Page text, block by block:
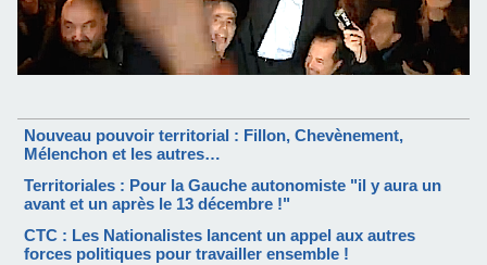
Nouveau pouvoir territorial : Fillon, Chevènement,
Mélenchon et les autres…
Territoriales : Pour la Gauche autonomiste "il y aura un
avant et un après le 13 décembre !"
CTC : Les Nationalistes lancent un appel aux autres
forces politiques pour travailler ensemble !